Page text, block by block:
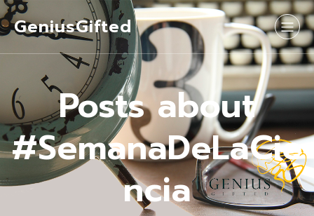
GeniusGifted
Posts about
#SemanaDeLaCie
ncia